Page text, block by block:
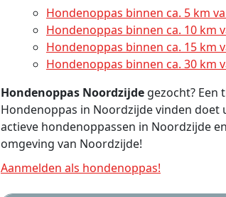
Hondenoppas binnen ca. 5 km
Hondenoppas binnen ca. 10 km
Hondenoppas binnen ca. 15 km
Hondenoppas binnen ca. 30 km
Hondenoppas Noordzijde gezocht? Een
Hondenoppas in Noordzijde vinden doet
actieve hondenoppassen in Noordzijde
omgeving van Noordzijde!
Aanmelden als hondenoppas!